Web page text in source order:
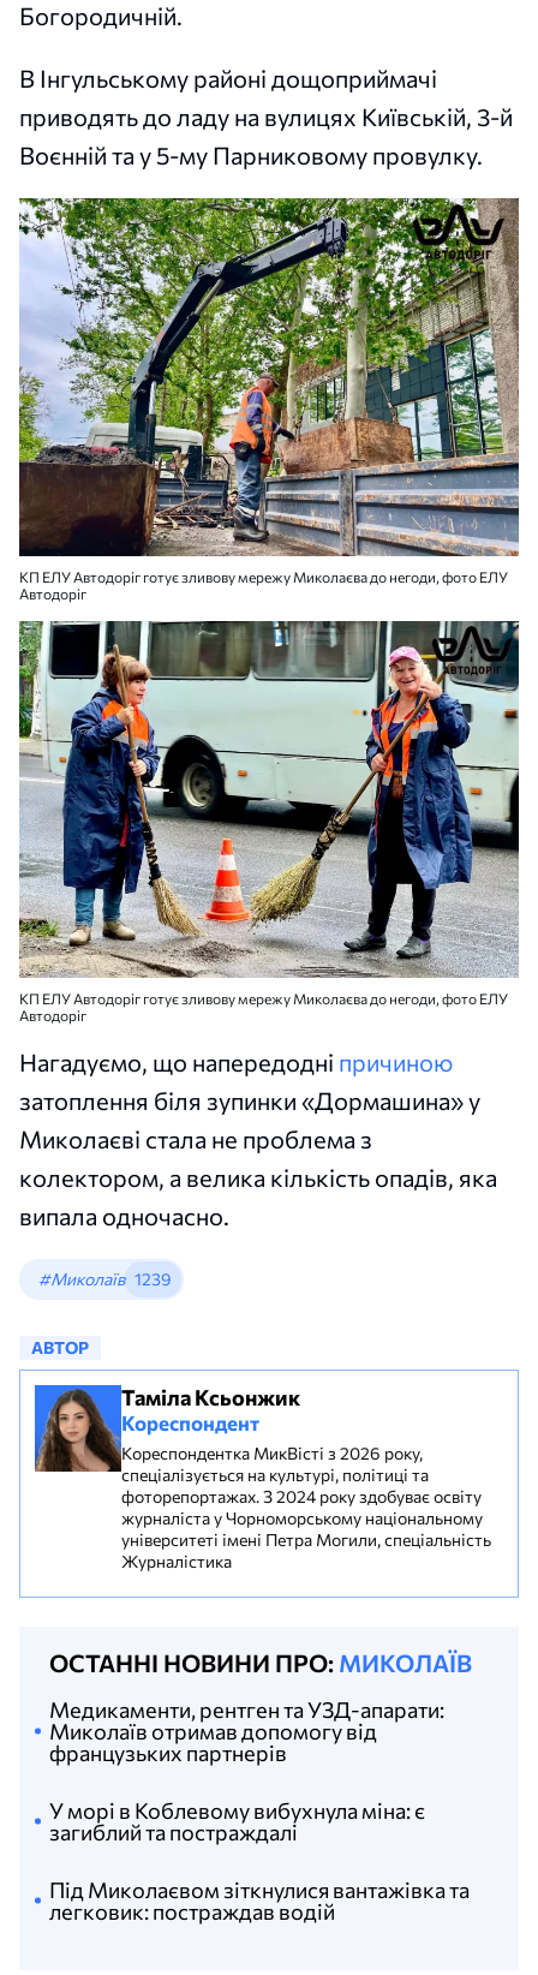
Богородичній.
В Інгульському районі дощоприймачі
приводять до ладу на вулицях Київській, 3-й
Воєнній та у 5-му Парниковому провулку.
КП ЕЛУ Автодоріг готує зливову мережу Миколаєва до негоди, фото ЕЛУ
Автодоріг
КП ЕЛУ Автодоріг готує зливову мережу Миколаєва до негоди, фото ЕЛУ
Автодоріг
Нагадуємо, що напередодні причиною
затоплення біля зупинки «Дормашина» у
Миколаєві стала не проблема з
колектором, а велика кількість опадів, яка
випала одночасно.
#Миколаїв 1239
АВТОР
Таміла Ксьонжик
Кореспондент
Кореспондентка МикВісті з 2026 року,
спеціалізується на культурі, політиці та
фоторепортажах. З 2024 року здобуває освіту
журналіста у Чорноморському національному
університеті імені Петра Могили, спеціальність
Журналістика
ОСТАННІ НОВИНИ ПРО: МИКОЛАЇВ
Під Миколаєвом зіткнулися вантажівка та
легковик: постраждав водій
У морі в Коблевому вибухнула міна: є
загиблий та постраждалі
Медикаменти, рентген та УЗД-апарати:
Миколаїв отримав допомогу від
французьких партнерів